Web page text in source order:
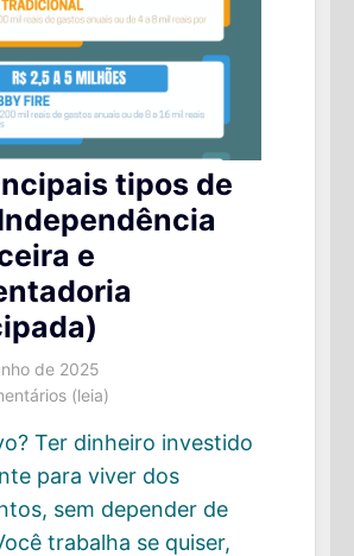
tipos de
e
de 2025
(leia)
Ter dinheiro investido
para viver dos
sem depender de
trabalha se quiser,